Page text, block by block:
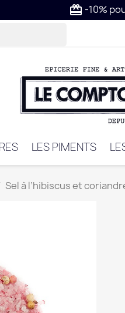
card_giftcard -10%
LES PIMENTS
Sel à l’hibiscus et